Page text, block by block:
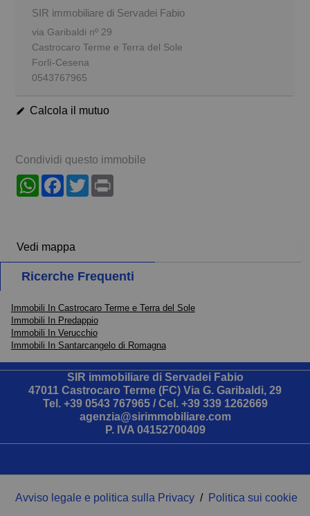
SIR immobiliare di Servadei Fabio
via Garibaldi nº 29
Castrocaro Terme e Terra del Sole
Forlì-Cesena
0543767965
Calcola il mutuo
Condividi questo immobile
WhatsAppFacebook
Twitter
Vedi mappa
Ricerche Frequenti
Immobili In Castrocaro Terme e Terra del Sole
Immobili In Predappio
Immobili In Verucchio
Immobili In Santarcangelo di Romagna
SIR immobiliare di Servadei Fabio
47011 Castrocaro Terme (FC) Via G. Garibaldi, 29
Tel. +39 0543 767965/ Cel. +39 339 1262669
agenzia@sirimmobiliare.com
P. IVA 04152700409
Avviso legale e politica sulla Privacy / Politica sui cookie